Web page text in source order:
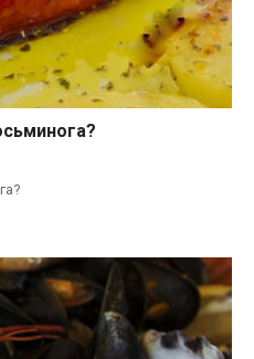
і гроші на кухні. Практичний побут.